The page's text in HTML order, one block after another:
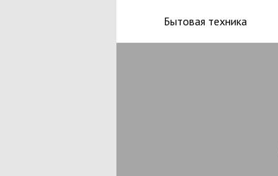
Бытовая техника